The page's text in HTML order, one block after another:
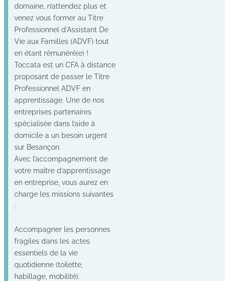
domaine, n’attendez plus et
venez vous former au Titre
Professionnel d’Assistant De
Vie aux Familles (ADVF) tout
en étant rémunéré(e) !
Toccata est un CFA à distance
proposant de passer le Titre
Professionnel ADVF en
apprentissage. Une de nos
entreprises partenaires
spécialisée dans l’aide à
domicile a un besoin urgent
sur Besançon.
Avec l’accompagnement de
votre maître d’apprentissage
en entreprise, vous aurez en
charge les missions suivantes
:
Accompagner les personnes
fragiles dans les actes
essentiels de la vie
quotidienne (toilette,
habillage, mobilité).